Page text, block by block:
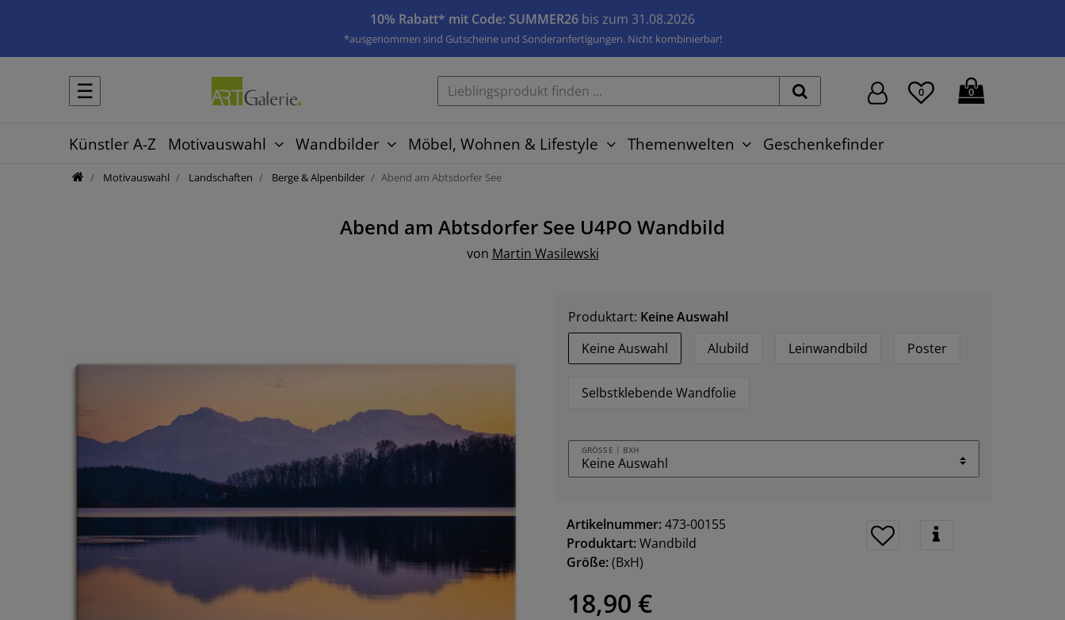
10% Rabatt* mit Code: SUMMER26 bis zum 31.08.2026
*ausgenommen sind Gutscheine und Sonderanfertigungen. Nicht kombinierbar!
☰ 0 0
Künstler A-Z Motivauswahl Wandbilder Möbel, Wohnen & Lifestyle Themenwelten Geschenkefinder
Motivauswahl Landschaften Berge & Alpenbilder Abend am Abtsdorfer See
Abend am Abtsdorfer See U4PO Wandbild
von Martin Wasilewski
Produktart: Keine Auswahl
Keine Auswahl
Alubild Leinwandbild Poster
Selbstklebende Wandfolie
GRÖSSE | BXH
Artikelnummer:473-00155
Produktart:Wandbild
Größe:(BxH)
18,90 €